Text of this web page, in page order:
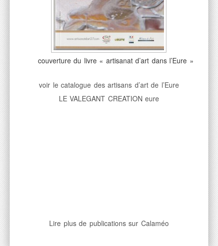
couverture du livre « artisanat d’art dans l’Eure »
voir le catalogue des artisans d’art de l’Eure
LE VALEGANT CREATION eure
Lire plus de publications sur Calaméo